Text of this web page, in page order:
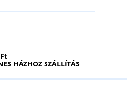
HÁZHOZ SZÁLLÍTÁS